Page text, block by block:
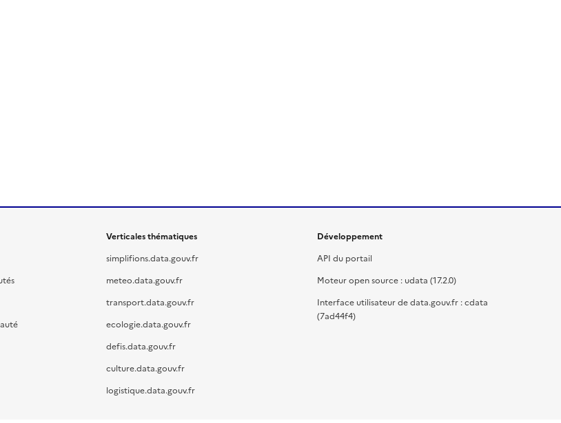
Verticales thématiques
simplifions.data.gouv.fr
meteo.data.gouv.fr
transport.data.gouv.fr
ecologie.data.gouv.fr
defis.data.gouv.fr
culture.data.gouv.fr
logistique.data.gouv.fr
Développement
API du portail
Moteur open source : udata (17.2.0)
Interface utilisateur de data.gouv.fr : cdata
(7ad44f4)